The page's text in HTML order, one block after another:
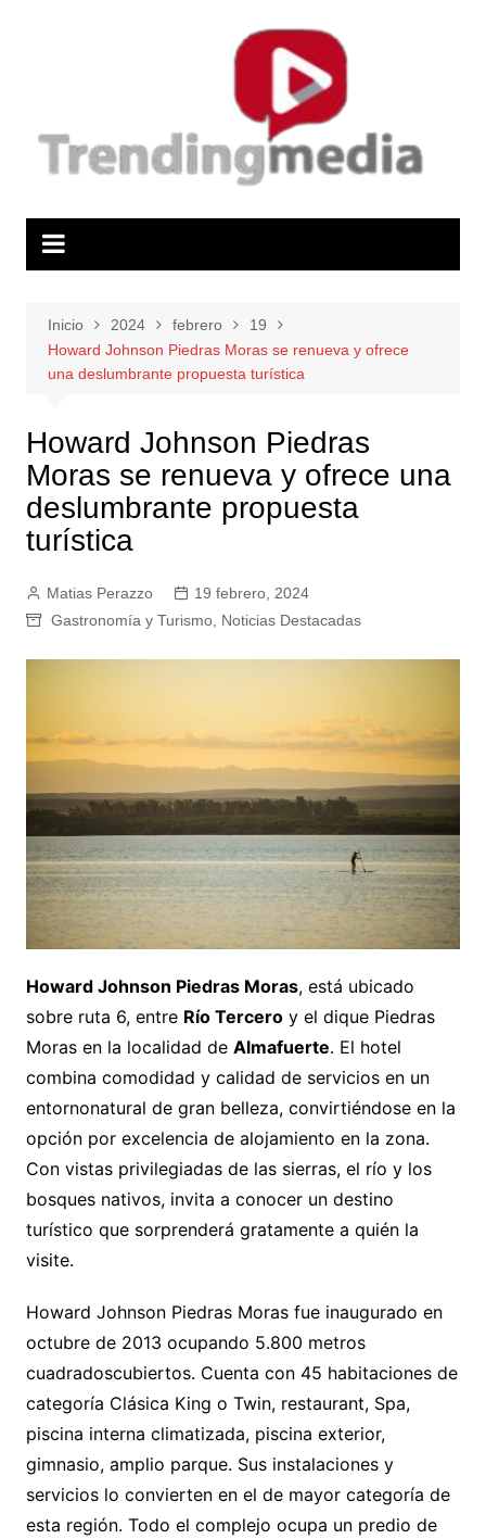
Inicio 2024 febrero
19
Howard Johnson Piedras Moras se renueva y ofrece
una deslumbrante propuesta turística
Howard Johnson Piedras
Moras se renueva y ofrece una
deslumbrante propuesta
turística
Matias Perazzo
19 febrero, 2024
Gastronomía y Turismo, Noticias Destacadas
Howard Johnson Piedras Moras, está ubicado
sobre ruta 6, entre Río Terceroy el dique Piedras
Moras en la localidad de Almafuerte. El hotel
combina comodidad y calidad de servicios en un
entornonatural de gran belleza, convirtiéndose en la
opción por excelencia de alojamiento en la zona.
Con vistas privilegiadas de las sierras, el río y los
bosques nativos, invita a conocer un destino
turístico que sorprenderá gratamente a quién la
visite.
Howard Johnson Piedras Moras fue inaugurado en
octubre de 2013 ocupando 5.800 metros
cuadradoscubiertos. Cuenta con 45 habitaciones de
categoría Clásica King o Twin, restaurant, Spa,
piscina interna climatizada, piscina exterior,
gimnasio, amplio parque. Sus instalaciones y
servicios lo convierten en el de mayor categoría de
esta región. Todo el complejo ocupa un predio de